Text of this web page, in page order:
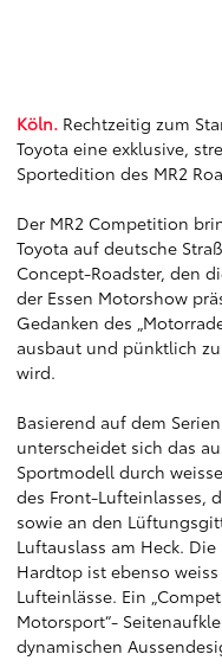
Köln. Rechtzeitig zum
Toyota eine exklusive,
Sportedition des MR2
Der MR2 Competition
Toyota auf deutsche
Concept-Roadster, den
der Essen Motorshow
Gedanken des
ausbaut und pünktlich
wird.
Basierend auf dem
unterscheidet sich das
Sportmodell durch
des Front-Lufteinlasses,
sowie an den
Luftauslass am Heck.
Hardtop ist ebenso
Lufteinlässe. Ein
Motorsport“-
dynamischen